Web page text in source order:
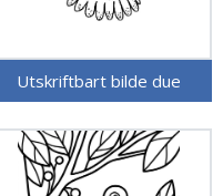
Utskriftbart bilde due